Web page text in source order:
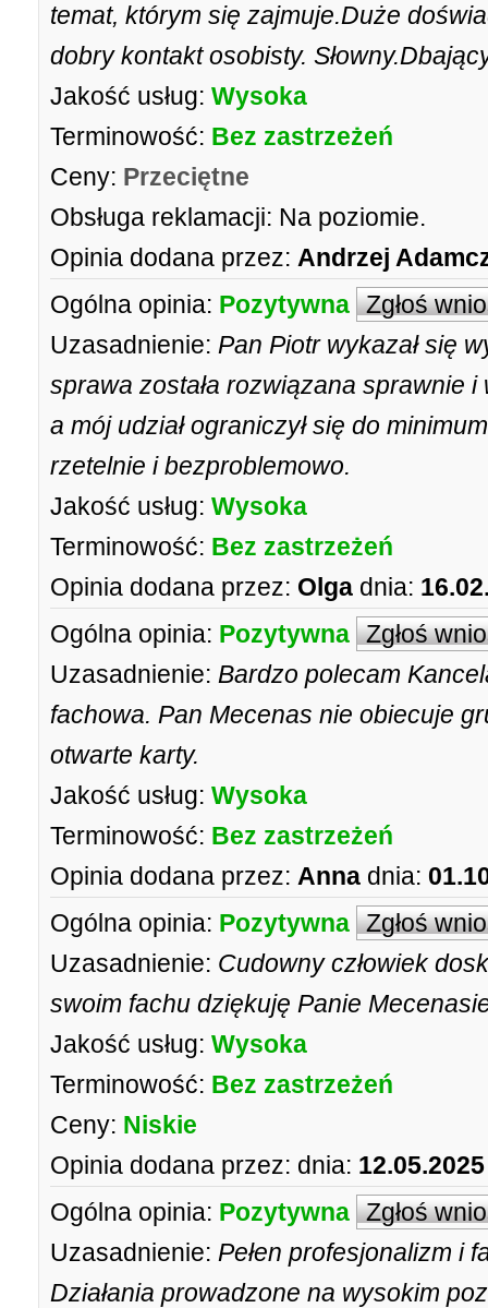
temat, którym się zajmuje.Duże
dobry kontakt osobisty.
Jakość usług: Wysoka
Terminowość: Bez zastrzeżeń
Ceny: Przeciętne
Obsługa reklamacji: Na poziomie.
Opinia dodana przez: Andrzej
Ogólna opinia: Pozytywna Zgłoś
Uzasadnienie: Pan Piotr wykazał się
sprawa została rozwiązana sprawnie
a mój udział ograniczył się do
rzetelnie i bezproblemowo.
Jakość usług: Wysoka
Terminowość: Bez zastrzeżeń
Opinia dodana przez: Olga dnia:
Ogólna opinia: Pozytywna Zgłoś
Uzasadnienie: Bardzo polecam
fachowa. Pan Mecenas nie obiecuje
otwarte karty.
Jakość usług: Wysoka
Terminowość: Bez zastrzeżeń
Opinia dodana przez: Anna dnia:
Ogólna opinia: Pozytywna Zgłoś
Uzasadnienie: Cudowny człowiek
swoim fachu dziękuję Panie
Jakość usług: Wysoka
Terminowość: Bez zastrzeżeń
Ceny: Niskie
Opinia dodana przez: dnia:
Ogólna opinia: Pozytywna Zgłoś
Uzasadnienie: Pełen profesjonalizm i
Działania prowadzone na wysokim